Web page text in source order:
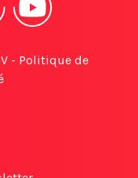
- Politique de